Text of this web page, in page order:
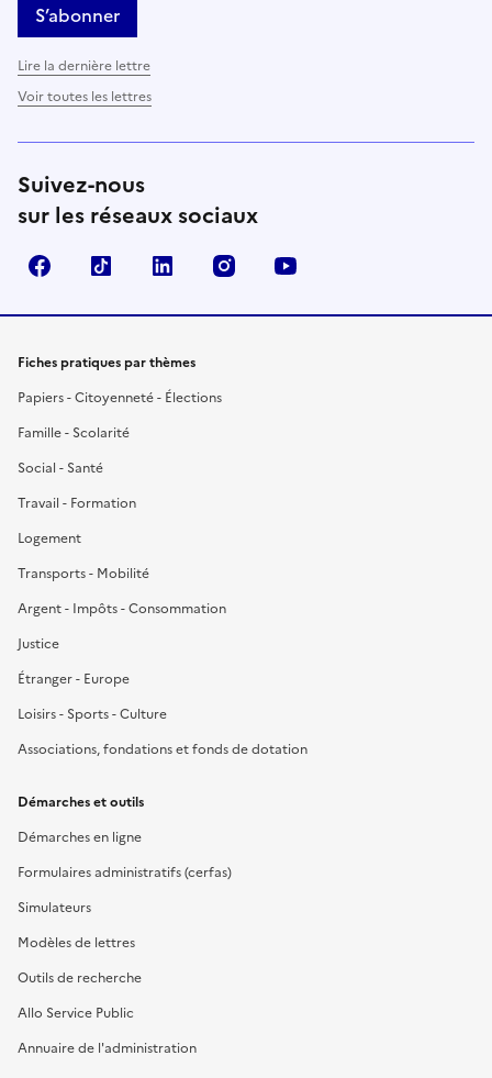
S’abonner
Lire la dernière lettre
Voir toutes les lettres
Suivez-nous
sur les réseaux sociaux
FacebookTikTok LinkedIn Instagram
Fiches pratiques par thèmes
Papiers - Citoyenneté - Élections
Famille - Scolarité
Social - Santé
Travail - Formation
Logement
Transports - Mobilité
Argent - Impôts - Consommation
Justice
Étranger - Europe
Loisirs - Sports - Culture
Associations, fondations et fonds de dotation
Démarches et outils
Démarches en ligne
Formulaires administratifs (cerfas)
Simulateurs
Modèles de lettres
Outils de recherche
Allo Service Public
Annuaire de l'administration